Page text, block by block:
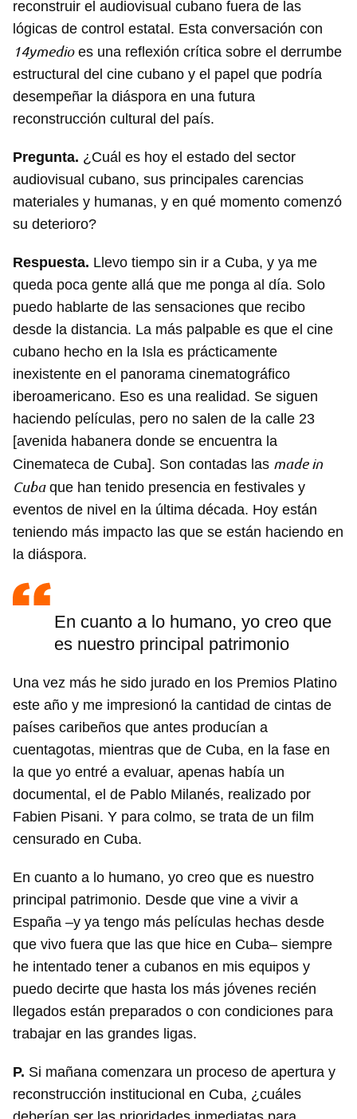
reconstruir el audiovisual cubano fuera de las
lógicas de control estatal. Esta conversación con
14ymedioes una reflexión crítica sobre el derrumbe
estructural del cine cubano y el papel que podría
desempeñar la diáspora en una futura
reconstrucción cultural del país.
Pregunta. ¿Cuál es hoy el estado del sector
audiovisual cubano, sus principales carencias
materiales y humanas, y en qué momento comenzó
su deterioro?
Respuesta. Llevo tiempo sin ir a Cuba, y ya me
queda poca gente allá que me ponga al día. Solo
puedo hablarte de las sensaciones que recibo
desde la distancia. La más palpable es que el cine
cubano hecho en la Isla es prácticamente
inexistente en el panorama cinematográfico
iberoamericano. Eso es una realidad. Se siguen
haciendo películas, pero no salen de la calle 23
[avenida habanera donde se encuentra la
Cinemateca de Cuba]. Son contadas las made in
Cubaque han tenido presencia en festivales y
eventos de nivel en la última década. Hoy están
teniendo más impacto las que se están haciendo en
la diáspora.
En cuanto a lo humano, yo creo que
es nuestro principal patrimonio
Una vez más he sido jurado en los Premios Platino
este año y me impresionó la cantidad de cintas de
países caribeños que antes producían a
cuentagotas, mientras que de Cuba, en la fase en
la que yo entré a evaluar, apenas había un
documental, el de Pablo Milanés, realizado por
Fabien Pisani. Y para colmo, se trata de un film
censurado en Cuba.
En cuanto a lo humano, yo creo que es nuestro
principal patrimonio. Desde que vine a vivir a
España –y ya tengo más películas hechas desde
que vivo fuera que las que hice en Cuba– siempre
he intentado tener a cubanos en mis equipos y
puedo decirte que hasta los más jóvenes recién
llegados están preparados o con condiciones para
trabajar en las grandes ligas.
P. Si mañana comenzara un proceso de apertura y
reconstrucción institucional en Cuba, ¿cuáles